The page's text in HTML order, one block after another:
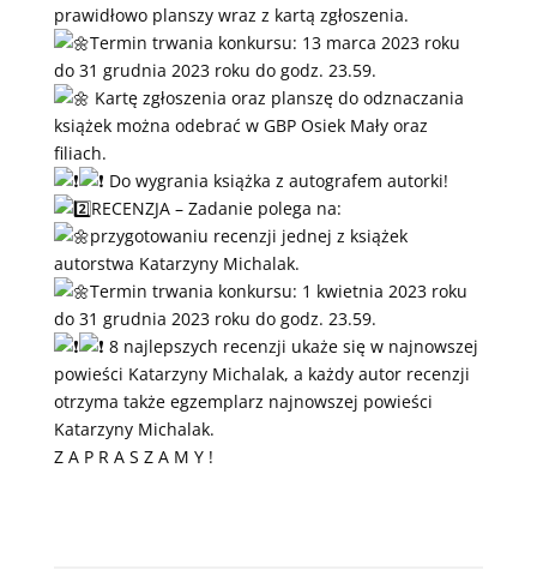
prawidłowo planszy wraz z kartą zgłoszenia.
Termin trwania konkursu: 13 marca 2023 roku
do 31 grudnia 2023 roku do godz. 23.59.
Kartę zgłoszenia oraz planszę do odznaczania
książek można odebrać w GBP Osiek Mały oraz
filiach.
Do wygrania książka z autografem autorki!
RECENZJA – Zadanie polega na:
przygotowaniu recenzji jednej z książek
autorstwa Katarzyny Michalak.
Termin trwania konkursu: 1 kwietnia 2023 roku
do 31 grudnia 2023 roku do godz. 23.59.
8 najlepszych recenzji ukaże się w najnowszej
powieści Katarzyny Michalak, a każdy autor recenzji
otrzyma także egzemplarz najnowszej powieści
Katarzyny Michalak.
Z A P R A S Z A M Y !